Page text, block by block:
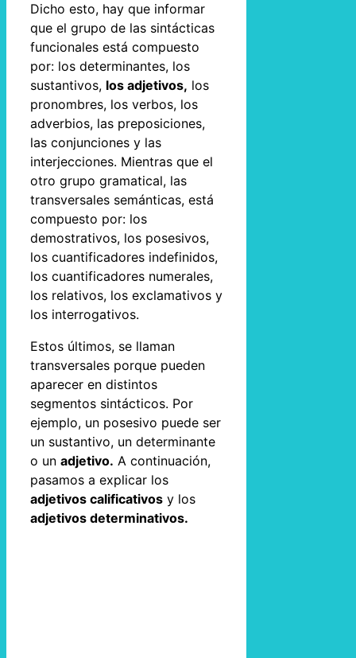
Dicho esto, hay que informar
que el grupo de las sintácticas
funcionales está compuesto
por: los determinantes, los
sustantivos, los adjetivos, los
pronombres, los verbos, los
adverbios, las preposiciones,
las conjunciones y las
interjecciones. Mientras que el
otro grupo gramatical, las
transversales semánticas, está
compuesto por: los
demostrativos, los posesivos,
los cuantificadores indefinidos,
los cuantificadores numerales,
los relativos, los exclamativos y
los interrogativos.
Estos últimos, se llaman
transversales porque pueden
aparecer en distintos
segmentos sintácticos. Por
ejemplo, un posesivo puede ser
un sustantivo, un determinante
o un adjetivo. A continuación,
pasamos a explicar los
adjetivos calificativos y los
adjetivos determinativos.